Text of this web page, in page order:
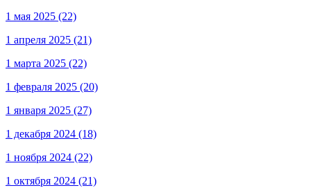
1 мая 2025 (22)
1 апреля 2025 (21)
1 марта 2025 (22)
1 февраля 2025 (20)
1 января 2025 (27)
1 декабря 2024 (18)
1 ноября 2024 (22)
1 октября 2024 (21)